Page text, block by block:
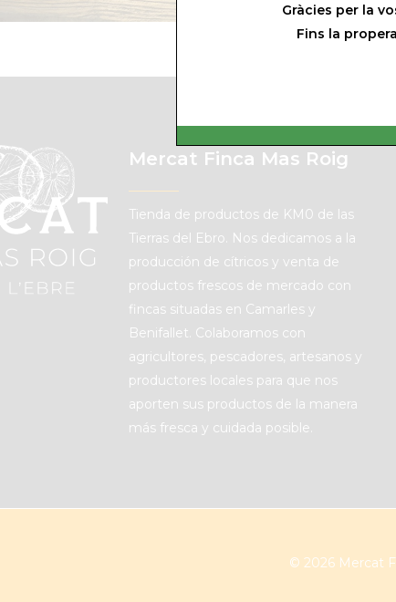
Mercat Finca Mas Roig
Tienda de productos de KM0 de las
Tierras del Ebro. Nos dedicamos a la
producción de cítricos y venta de
productos frescos de mercado con
fincas situadas en Camarles y
Benifallet. Colaboramos con
agricultores, pescadores, artesanos y
productores locales para que nos
aporten sus productos de la manera
más fresca y cuidada posible.
© 2026 Mercat
Gràcies per la
Fins la